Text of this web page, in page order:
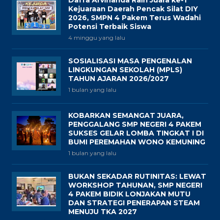
Kejuaraan Daerah Pencak Silat DIY
2026, SMPN 4 Pakem Terus Wadahi
Potensi Terbaik Siswa
4 minggu yang lalu
SOSIALISASI MASA PENGENALAN
LINGKUNGAN SEKOLAH (MPLS)
TAHUN AJARAN 2026/2027
1 bulan yang lalu
KOBARKAN SEMANGAT JUARA,
PENGGALANG SMP NEGERI 4 PAKEM
SUKSES GELAR LOMBA TINGKAT I DI
BUMI PEREMAHAN WONO KEMUNING
1 bulan yang lalu
BUKAN SEKADAR RUTINITAS: LEWAT
WORKSHOP TAHUNAN, SMP NEGERI
4 PAKEM BIDIK LONJAKAN MUTU
DAN STRATEGI PENERAPAN STEAM
MENUJU TKA 2027